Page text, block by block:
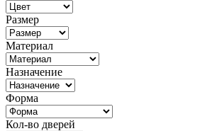
Размер
Материал
Назначение
Форма
Кол-во дверей